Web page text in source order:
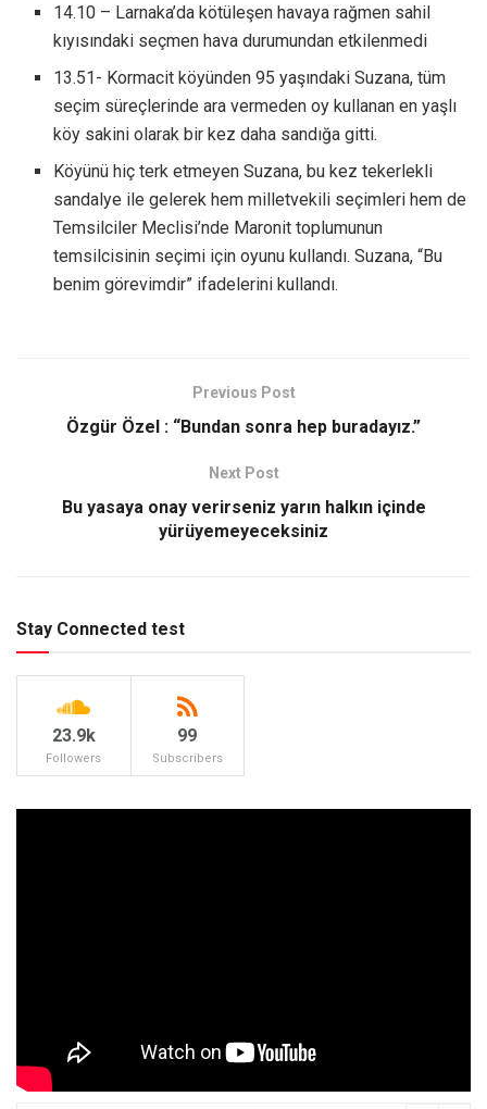
14.10 – Larnaka’da kötüleşen havaya rağmen sahil
kıyısındaki seçmen hava durumundan etkilenmedi
13.51- Kormacit köyünden 95 yaşındaki Suzana, tüm
seçim süreçlerinde ara vermeden oy kullanan en yaşlı
köy sakini olarak bir kez daha sandığa gitti.
Köyünü hiç terk etmeyen Suzana, bu kez tekerlekli
sandalye ile gelerek hem milletvekili seçimleri hem de
Temsilciler Meclisi’nde Maronit toplumunun
temsilcisinin seçimi için oyunu kullandı. Suzana, “Bu
benim görevimdir” ifadelerini kullandı.
Previous Post
Özgür Özel : “Bundan sonra hep buradayız.”
Next Post
Bu yasaya onay verirseniz yarın halkın içinde
yürüyemeyeceksiniz
Stay Connected test
23.9k
Followers
99
Subscribers